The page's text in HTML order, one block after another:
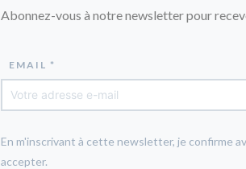
Abonnez-vous à notre newsletter pour
EMAIL *
En m'inscrivant à cette newsletter, je confirme
accepter.